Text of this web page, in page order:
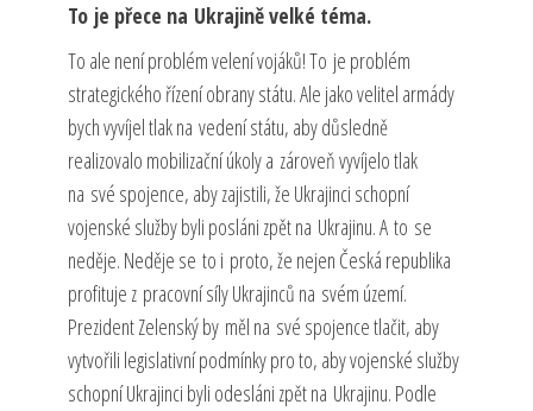
To je přece na Ukrajině velké téma.
To ale není problém velení vojáků! To je problém
strategického řízení obrany státu. Ale jako velitel armády
bych vyvíjel tlak na vedení státu, aby důsledně
realizovalo mobilizační úkoly a zároveň vyvíjelo tlak
na své spojence, aby zajistili, že Ukrajinci schopní
vojenské služby byli posláni zpět na Ukrajinu. A to se
neděje. Neděje se to i proto, že nejen Česká republika
profituje z pracovní síly Ukrajinců na svém území.
Prezident Zelenský by měl na své spojence tlačit, aby
vytvořili legislativní podmínky pro to, aby vojenské služby
schopní Ukrajinci byli odesláni zpět na Ukrajinu. Podle